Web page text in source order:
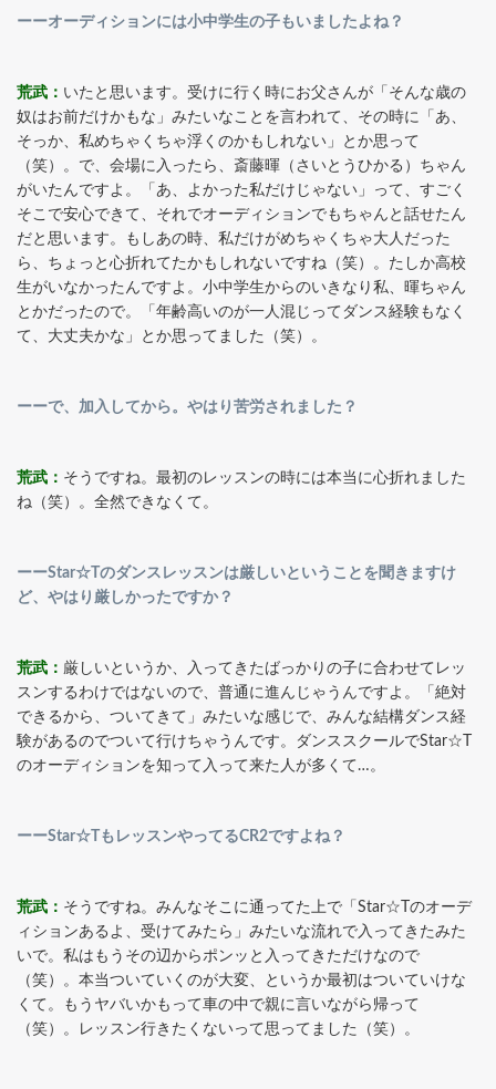
ーーオーディションには小中学生の子もいましたよね？
荒武： いたと思います。受けに行く時にお父さんが「そんな歳の
奴はお前だけかもな」みたいなことを言われて、その時に「あ、
そっか、私めちゃくちゃ浮くのかもしれない」とか思って
（笑）。で、会場に入ったら、斎藤暉（さいとうひかる）ちゃん
がいたんですよ。「あ、よかった私だけじゃない」って、すごく
そこで安心できて、それでオーディションでもちゃんと話せたん
だと思います。もしあの時、私だけがめちゃくちゃ大人だった
ら、ちょっと心折れてたかもしれないですね（笑）。たしか高校
生がいなかったんですよ。小中学生からのいきなり私、暉ちゃん
とかだったので。「年齢高いのが一人混じってダンス経験もなく
て、大丈夫かな」とか思ってました（笑）。
ーーで、加入してから。やはり苦労されました？
荒武： そうですね。最初のレッスンの時には本当に心折れました
ね（笑）。全然できなくて。
ーーStar☆Tのダンスレッスンは厳しいということを聞きますけ
ど、やはり厳しかったですか？
荒武： 厳しいというか、入ってきたばっかりの子に合わせてレッ
スンするわけではないので、普通に進んじゃうんですよ。「絶対
できるから、ついてきて」みたいな感じで、みんな結構ダンス経
験があるのでついて行けちゃうんです。ダンススクールでStar☆T
のオーディションを知って入って来た人が多くて…。
ーーStar☆TもレッスンやってるCR2ですよね？
荒武： そうですね。みんなそこに通ってた上で「Star☆Tのオーデ
ィションあるよ、受けてみたら」みたいな流れで入ってきたみた
いで。私はもうその辺からポンッと入ってきただけなので
（笑）。本当ついていくのが大変、というか最初はついていけな
くて。もうヤバいかもって車の中で親に言いながら帰って
（笑）。レッスン行きたくないって思ってました（笑）。